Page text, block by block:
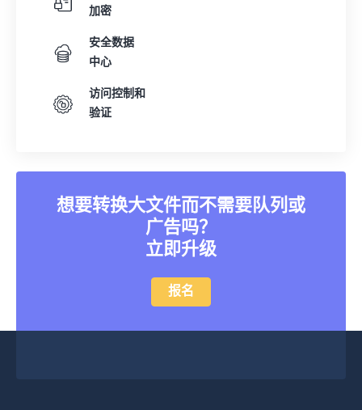
加密
安全数据
中心
访问控制和
验证
想要转换大文件而不需要队列或
广告吗？
立即升级
报名